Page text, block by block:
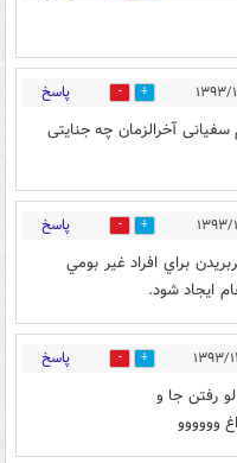
0 پاسخ
آخرالزمان چه جنایتی
0 پاسخ
براي افراد غير بومي
ايجاد شود.
0 پاسخ
رفتن جا و
وووووو